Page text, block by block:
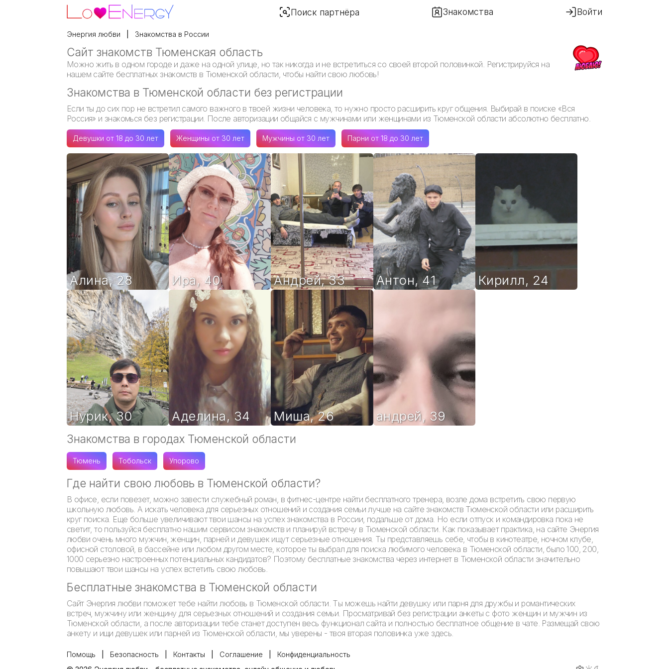
Поиск партнёра Знакомства Войти
Энергия любви Знакомства в России
Сайт знакомств Тюменская область
Можно жить в одном городе и даже на одной улице, но так никогда и не встретиться со своей второй половинкой. Регистрируйся на
нашем сайте бесплатных знакомств в Тюменской области, чтобы найти свою любовь!
Знакомства в Тюменской области без регистрации
Если ты до сих пор не встретил самого важного в твоей жизни человека, то нужно просто расширить круг общения. Выбирай в поиске «Вся
Россия» и знакомься без регистрации. После авторизации общайся с мужчинами или женщинами из Тюменской области абсолютно бесплатно.
Девушки от 18 до 30 лет Женщины от 30 лет Мужчины от 30 лет Парни от 18 до 30 лет
Алина,28 Ира,40 Андрей,33 Антон,41 Кирилл, 24
Нурик,30 Аделина,34 Миша,26 андрей, 39
Знакомства в городах Тюменской области
Тюмень Тобольск Упорово
Где найти свою любовь в Тюменской области?
В офисе, если повезет, можно завести служебный роман, в фитнес-центре найти бесплатного тренера, возле дома встретить свою первую
школьную любовь. А искать человека для серьезных отношений и создания семьи лучше на сайте знакомств Тюменской области или расширить
круг поиска. Еще больше увеличивают твои шансы на успех знакомства в России, подальше от дома. Но если отпуск и командировка пока не
светит, то пользуйся бесплатно нашим сервисом знакомств и планируй встречу в Тюменской области. Как показывает практика, на сайте Энергия
любви очень много мужчин, женщин, парней и девушек ищут серьезные отношения. Ты представляешь себе, чтобы в кинотеатре, ночном клубе,
офисной столовой, в бассейне или любом другом месте, которое ты выбрал для поиска любимого человека в Тюменской области, было 100, 200,
1000 серьезно настроенных потенциальных кандидатов? Поэтому бесплатные знакомства через интернет в Тюменской области значительно
повышают твои шансы на успех встетить свою любовь.
Бесплатные знакомства в Тюменской области
Сайт Энергия любви поможет тебе найти любовь в Тюменской области. Ты можешь найти девушку или парня для дружбы и романтических
встреч, мужчину или женщину для серьезных отношений и создания семьи. Просматривай без регистрации анкеты с фото женщин и мужчин из
Тюменской области, а после авторизации тебе станет доступен весь функционал сайта и полностью бесплатное общение в чате. Размещай свою
анкету и ищи девушек или парней из Тюменской области, мы уверены - твоя вторая половинка уже здесь.
Помощь Безопасность Контакты Соглашение
Конфиденциальность